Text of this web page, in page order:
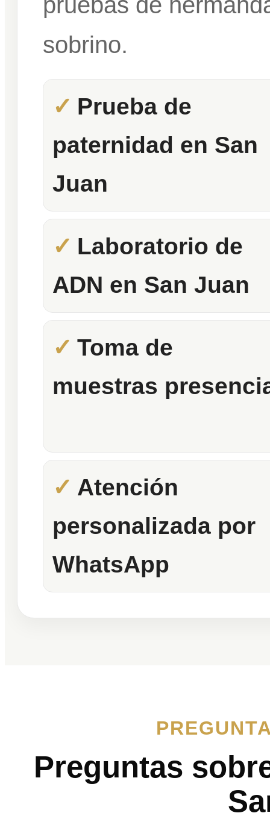
sobrino.
Prueba de
paternidad en San
Juan
Laboratorio de
ADN en San Juan
Toma de
muestras
Atención
personalizada por
WhatsApp
Preguntas